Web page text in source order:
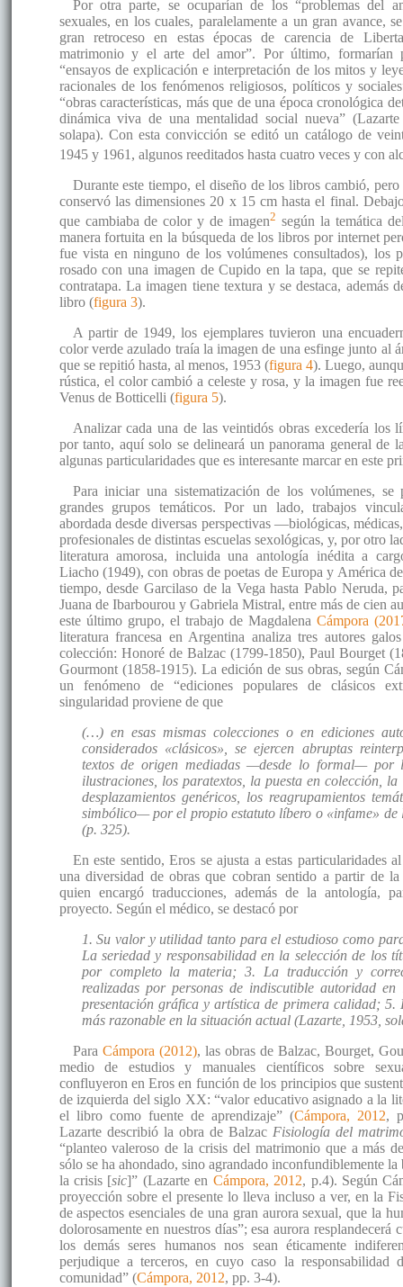
Por otra parte, se ocuparían de los “problemas del
sexuales, en los cuales, paralelamente a un gran avance,
gran retroceso en estas épocas de carencia de
matrimonio y el arte del amor”. Por último, formarían
“ensayos de explicación e interpretación de los mitos y
racionales de los fenómenos religiosos, políticos y
“obras características, más que de una época cronológica
dinámica viva de una mentalidad social nueva”
solapa). Con esta convicción se editó un catálogo de
1945 y 1961, algunos reeditados hasta cuatro veces y con
Durante este tiempo, el diseño de los libros cambió,
conservó las dimensiones 20 x 15 cm hasta el final.
que cambiaba de color y de imagen2 según la temática
manera fortuita en la búsqueda de los libros por internet
fue vista en ninguno de los volúmenes consultados), los
rosado con una imagen de Cupido en la tapa, que se
contratapa. La imagen tiene textura y se destaca, además
libro (figura 3).
A partir de 1949, los ejemplares tuvieron una
color verde azulado traía la imagen de una esfinge junto al
que se repitió hasta, al menos, 1953 (figura 4). Luego,
rústica, el color cambió a celeste y rosa, y la imagen fue
Venus de Botticelli (figura 5).
Analizar cada una de las veintidós obras excedería los
por tanto, aquí solo se delineará un panorama general de
algunas particularidades que es interesante marcar en este
Para iniciar una sistematización de los volúmenes, se
grandes grupos temáticos. Por un lado, trabajos
abordada desde diversas perspectivas —biológicas,
profesionales de distintas escuelas sexológicas, y, por otro
literatura amorosa, incluida una antología inédita a
Liacho (1949), con obras de poetas de Europa y América
tiempo, desde Garcilaso de la Vega hasta Pablo Neruda,
Juana de Ibarbourou y Gabriela Mistral, entre más de cien
este último grupo, el trabajo de Magdalena Cámpora
literatura francesa en Argentina analiza tres autores
colección: Honoré de Balzac (1799-1850), Paul Bourget
Gourmont (1858-1915). La edición de sus obras, según
un fenómeno de “ediciones populares de clásicos
singularidad proviene de que
(…) en esas mismas colecciones o en ediciones
considerados «clásicos», se ejercen abruptas
textos de origen mediadas —desde lo formal— por
ilustraciones, los paratextos, la puesta en colección,
desplazamientos genéricos, los reagrupamientos
simbólico— por el propio estatuto líbero o «infame» de
(p. 325).
En este sentido, Eros se ajusta a estas particularidades
una diversidad de obras que cobran sentido a partir de
quien encargó traducciones, además de la antología,
proyecto. Según el médico, se destacó por
1. Su valor y utilidad tanto para el estudioso como
La seriedad y responsabilidad en la selección de los
por completo la materia; 3. La traducción y
realizadas por personas de indiscutible autoridad
presentación gráfica y artística de primera calidad; 5.
más razonable en la situación actual (Lazarte, 1953,
Para Cámpora (2012), las obras de Balzac, Bourget,
medio de estudios y manuales científicos sobre
confluyeron en Eros en función de los principios que
de izquierda del siglo XX: “valor educativo asignado a la
el libro como fuente de aprendizaje” (Cámpora, 2012,
Lazarte describió la obra de Balzac Fisiología del
“planteo valeroso de la crisis del matrimonio que a más
sólo se ha ahondado, sino agrandado inconfundiblemente
la crisis [sic]” (Lazarte en Cámpora, 2012, p.4). Según
proyección sobre el presente lo lleva incluso a ver, en la
de aspectos esenciales de una gran aurora sexual, que la
dolorosamente en nuestros días”; esa aurora resplandecerá
los demás seres humanos nos sean éticamente
perjudique a terceros, en cuyo caso la responsabilidad
comunidad” (Cámpora, 2012, pp. 3-4).